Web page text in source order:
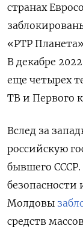
странах
«РТР
В декабре
еще четырех
ТВ и Первого
Вслед за
российскую
бывшего СССР.
Молдовы
средств